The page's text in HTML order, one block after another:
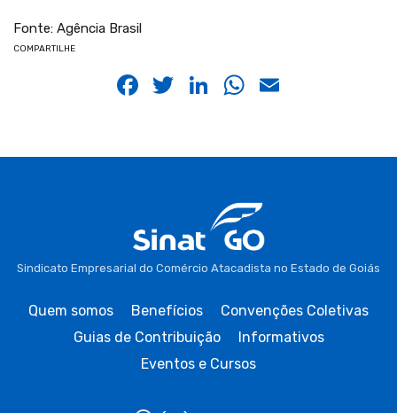
Fonte: Agência Brasil
COMPARTILHE
Facebook
Twitter
LinkedIn
WhatsApp
Sindicato Empresarial do Comércio Atacadista no Estado de Goiás
Quem somos Benefícios
Convenções Coletivas
Guias de Contribuição
Informativos
Eventos e Cursos